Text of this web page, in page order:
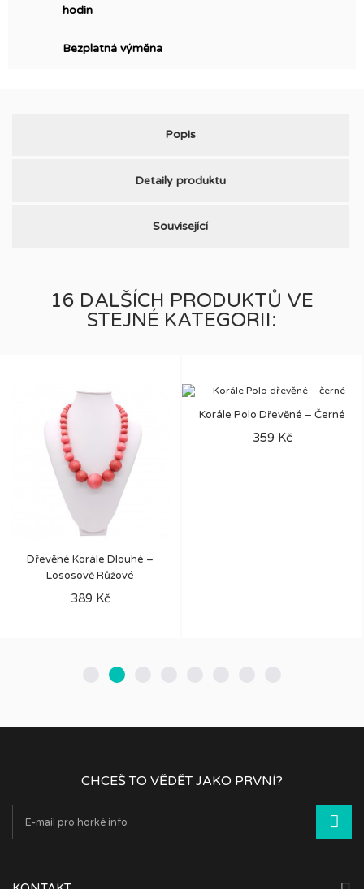
hodin
Bezplatná výměna
Popis
Detaily produktu
Související
16 DALŠÍCH PRODUKTŮ VE
STEJNÉ KATEGORII:
Dřevěné Korále Dlouhé –
Lososově Růžové
389 Kč
Korále Polo Dřevěné – Černé
359 Kč
CHCEŠ TO VĚDĚT JAKO PRVNÍ?